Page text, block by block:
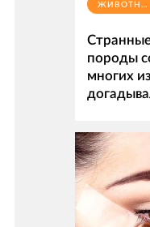
ЖИВОТНЫЕ
породы
многих